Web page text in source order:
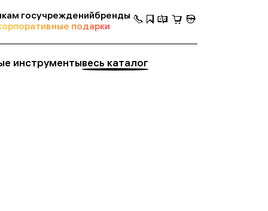
госучрежденийбренды
подарки
инструментывесь каталог